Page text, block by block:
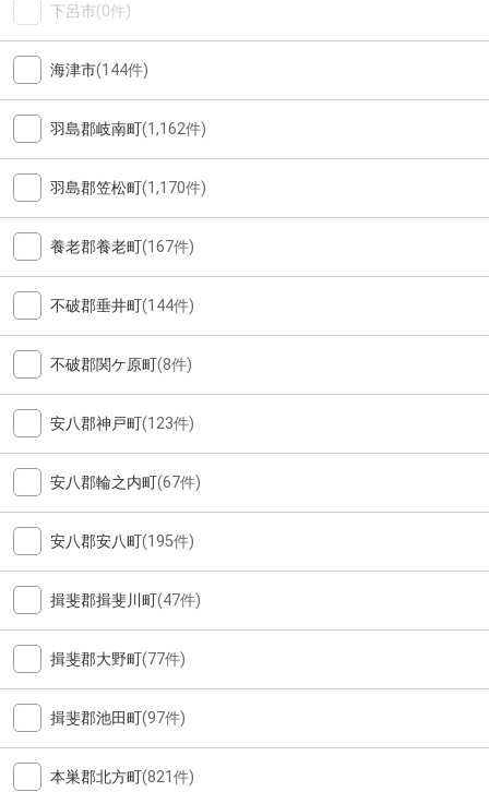
下呂市(0件)
海津市(144件)
羽島郡岐南町(1,162件)
羽島郡笠松町(1,170件)
養老郡養老町(167件)
不破郡垂井町(144件)
不破郡関ケ原町(8件)
安八郡神戸町(123件)
安八郡輪之内町(67件)
安八郡安八町(195件)
揖斐郡揖斐川町(47件)
揖斐郡大野町(77件)
揖斐郡池田町(97件)
本巣郡北方町(821件)